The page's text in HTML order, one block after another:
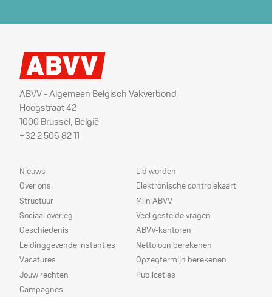
ABVV - Algemeen Belgisch Vakverbond
Hoogstraat 42
1000 Brussel, België
+32 2 506 82 11
Sitemap
Nieuws
Over ons
Structuur
Sociaal overleg
Geschiedenis
Leidinggevende instanties
Vacatures
Jouw rechten
Campagnes
Dienstverlening
Lid worden
Elektronische controlekaart
Mijn ABVV
Veel gestelde vragen
ABVV-kantoren
Nettoloon berekenen
Opzegtermijn berekenen
Publicaties